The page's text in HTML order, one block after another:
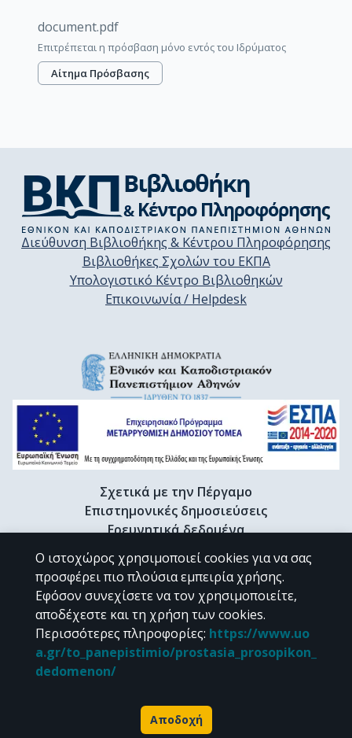
document.pdf
Επιτρέπεται η πρόσβαση μόνο εντός του Ιδρύματος
Αίτημα Πρόσβασης
Διεύθυνση Βιβλιοθήκης & Κέντρου Πληροφόρησης
Βιβλιοθήκες Σχολών του ΕΚΠΑ
Υπολογιστικό Κέντρο Βιβλιοθηκών
Επικοινωνία / Helpdesk
Σχετικά με την Πέργαμο
Επιστημονικές δημοσιεύσεις
Ερευνητικά δεδομένα
Διδακτορικές διατριβές & Γκρίζα βιβλιογραφία
Προφίλ Ερευνητή
CC BY-NC 4.0
Εκτός αν αναφέρεται διαφορετικά, το υλικό της "Περγάμου" διατίθεται
Powered by
Ο ιστοχώρος χρησιμοποιεί cookies για να σας
προσφέρει πιο πλούσια εμπειρία χρήσης.
Εφόσον συνεχίσετε να τον χρησιμοποιείτε,
αποδέχεστε και τη χρήση των cookies.
Περισσότερες πληροφορίες: https://www.uo
a.gr/to_panepistimio/prostasia_prosopikon_
dedomenon/
Αποδοχή